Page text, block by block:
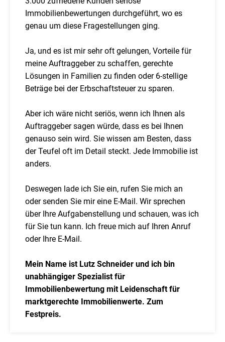
Immobilienbewertungen durchgeführt, wo es
genau um diese Fragestellungen ging.
Ja, und es ist mir sehr oft gelungen, Vorteile für
meine Auftraggeber zu schaffen, gerechte
Lösungen in Familien zu finden oder 6-stellige
Beträge bei der Erbschaftsteuer zu sparen.
Aber ich wäre nicht seriös, wenn ich Ihnen als
Auftraggeber sagen würde, dass es bei Ihnen
genauso sein wird. Sie wissen am Besten, dass
der Teufel oft im Detail steckt. Jede Immobilie ist
anders.
Deswegen lade ich Sie ein, rufen Sie mich an
oder senden Sie mir eine E-Mail. Wir sprechen
über Ihre Aufgabenstellung und schauen, was ich
für Sie tun kann. Ich freue mich auf Ihren Anruf
oder Ihre E-Mail.
Mein Name ist Lutz Schneider und ich bin
unabhängiger Spezialist für
Immobilienbewertung mit Leidenschaft für
marktgerechte Immobilienwerte. Zum
Festpreis.